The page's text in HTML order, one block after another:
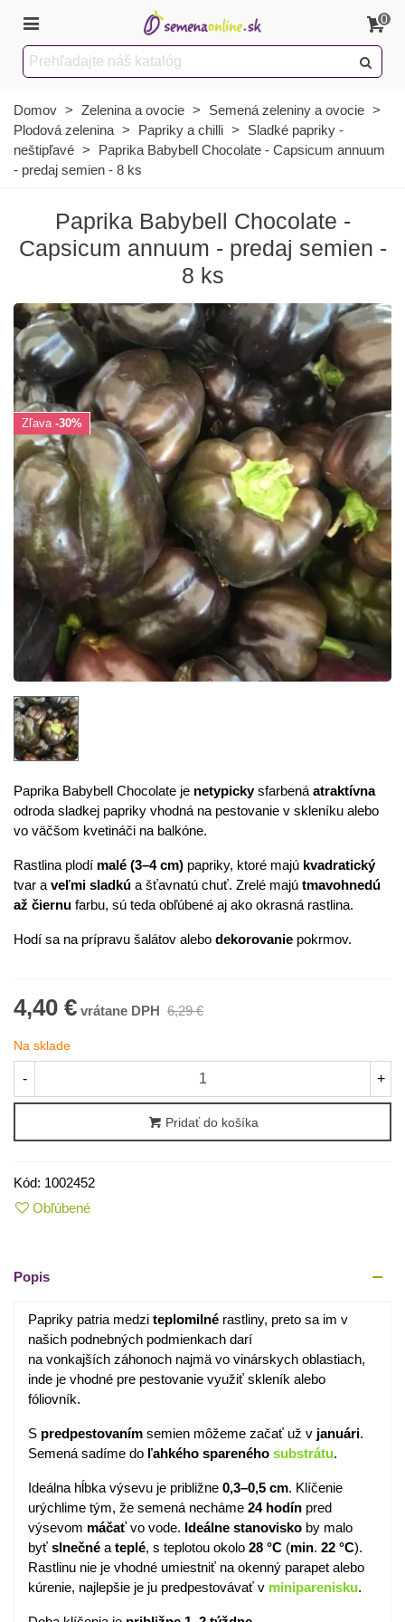
0
Domov > Zelenina a ovocie > Semená zeleniny a ovocie >
Plodová zelenina > Papriky a chilli >
Sladké papriky -
neštipľavé >
Paprika Babybell Chocolate - Capsicum annuum
- predaj semien - 8 ks
Paprika Babybell Chocolate -
Capsicum annuum - predaj semien -
8 ks
Zľava -30%
Paprika Babybell Chocolate je netypickysfarbená atraktívna
odroda sladkej papriky vhodná na pestovanie v skleníku alebo
vo väčšom kvetináči na balkóne.
Rastlina plodí malé (3–4 cm) papriky, ktoré majú kvadratický
tvar a veľmi sladkú a šťavnatú chuť. Zrelé majú tmavohnedú
až čiernu farbu, sú teda obľúbené aj ako okrasná rastlina.
Hodí sa na prípravu šalátov alebo dekorovanie pokrmov.
4,40 € 6,29 €
Na sklade
- +
Pridať do košíka
Kód: 1002452
Obľúbené
Popis
Papriky patria medzi teplomilné rastliny, preto sa im v
našich podnebných podmienkach darí
na vonkajších záhonoch najmä vo vinárskych oblastiach,
inde je vhodné pre pestovanie využiť skleník alebo
fóliovník.
S predpestovaním semien môžeme začať už v januári.
Semená sadíme do ľahkého spareného substrátu.
Ideálna hĺbka výsevu je približne 0,3–0,5 cm. Klíčenie
urýchlime tým, že semená necháme 24 hodín pred
výsevom máčaťvo vode. Ideálne stanovisko by malo
byť slnečné a teplé, s teplotou okolo 28 °C (min. 22 °C).
Rastlinu nie je vhodné umiestniť na okenný parapet alebo
kúrenie, najlepšie je ju predpestovávať v miniparenisku.